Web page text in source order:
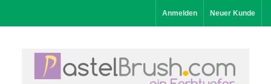
Anmelden Neuer Kunde